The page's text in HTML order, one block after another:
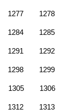
1277 1278
1284 1285
1291 1292
1298 1299
1305 1306
1312 1313